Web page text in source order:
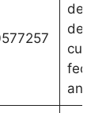
del 2
de
fecha